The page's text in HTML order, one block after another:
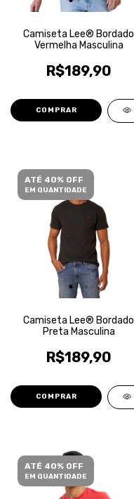
Camiseta Lee® Bordado
Vermelha Masculina
R$189,90
COMPRAR
ATÉ 40% OFF
EM QUANTIDADE
Camiseta Lee® Bordado
Preta Masculina
R$189,90
COMPRAR
ATÉ 40% OFF
EM QUANTIDADE